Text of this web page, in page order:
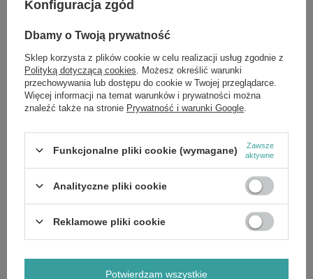
stosować 1-2 razy dziennie.
Składniki:
Aqua, Helianthus Annuus (Sunflower) Seed Oil, Cetearyl Alcohol &
Ceteareth 20, Propanediol, Cannabis Sativa (Hemp) Seed Oil,
Butyrospermum Parkii Butter, Vaccinium Vitis-Idaea Fruit Extract,
Rubus Chamaemorus Fruit Extract, Rubus Arcticus Fruit Extract,
Cetyl Alcohol, D-panthenol, Lycium Barbarum Fruit Extract,
Propanediol, Enteromorpha Compressa Extract, Silybum Marianum
Fruit Extract, Ocimum Sanctum Leaf Extract, Tocopherol, Parfum
Marka Apis
Konfiguracja zgód
Dbamy o Twoją prywatność
Sklep korzysta z plików cookie w celu realizacji usług zgodnie z
Polityką dotyczącą cookies . Możesz określić warunki
przechowywania lub dostępu do cookie w Twojej przeglądarce.
Więcej informacji na temat warunków i prywatności można
znaleźć także na stronie Prywatność i warunki Google
Funkcjonalne pliki cookie (wymagane)
Zawsze
aktywne
Analityczne pliki cookie
Reklamowe pliki cookie
Potwierdzam wszystkie